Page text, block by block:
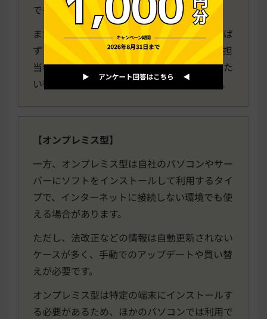
でも安心して利用できます。
また、インターネット環境があれば場所を選ば
ずアクセスできるため、テレワーク中の給与担
当者や、スマートフォンで給与明細を確認した
い従業員にとっても利便性が高いツールです。
【オンプレミス型】
一方、オンプレミス型は自社のパソコンやサー
バーにソフトをインストールして利用するタイ
プで、インターネットに接続しない環境でも使
える場合があります。
ただし、法改正などの情報は自動更新されない
ケースが多く、手動でのアップデートや買い替
えが必要です。
オンプレミス型は特定の端末にインストールす
る必要があるため、ほかのパソコンでは利用で